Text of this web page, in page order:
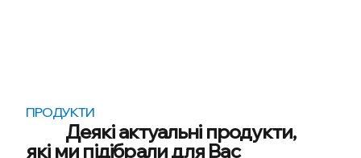
ПРОДУКТИ
Деякі актуальні продукти,
які ми підібрали для Вас